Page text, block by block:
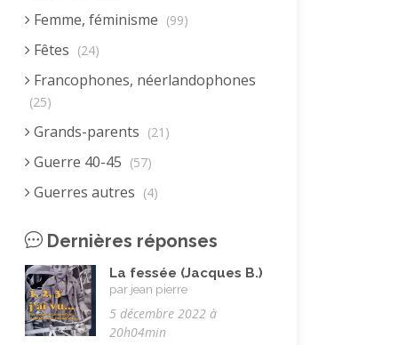
Femme, féminisme (99)
Fêtes (24)
Francophones, néerlandophones
(25)
Grands-parents (21)
Guerre 40-45 (57)
Guerres autres (4)
Immigration autre (3)
Immigration européenne et
descendants
(23)
Immigration nord africaine et
Dernières réponses
La fessée (Jacques B.)
par jean pierre
5 décembre 2022 à
20h04min